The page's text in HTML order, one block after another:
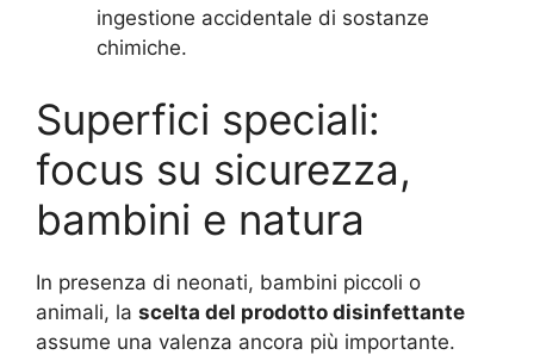
ingestione accidentale di sostanze
chimiche.
Superfici speciali:
focus su sicurezza,
bambini e natura
In presenza di neonati, bambini piccoli o
animali, la scelta del prodotto disinfettante
assume una valenza ancora più importante.